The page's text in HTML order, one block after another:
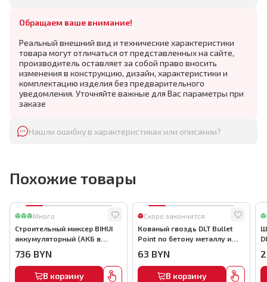
Обращаем ваше внимание!
Реальный внешний вид и технические характеристики
товара могут отличаться от представленных на сайте,
производитель оставляет за собой право вносить
изменения в конструкцию, дизайн, характеристики и
комплектацию изделия без предварительного
уведомления. Уточняйте важные для Вас параметры при
заказе
Нашли ошибку в характеристиках или описании?
Похожие товары
Много
Строительный миксер BIHUI
аккумуляторный (АКБ в
736 BYN
В корзину
Скоро закончится
Кованый гвоздь DLT Bullet
Point по бетону металлу и
арт.0116
63 BYN
В корзину